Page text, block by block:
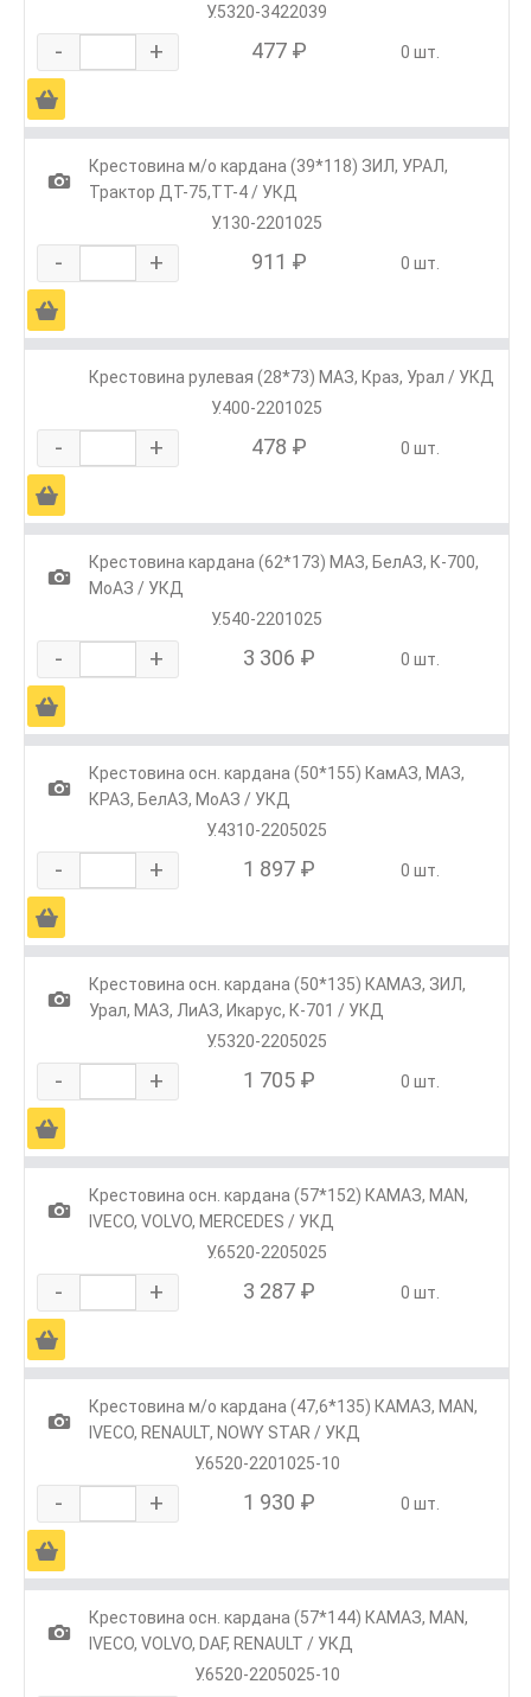
У.5320-3422039
- + 477 ₽ 0 шт.
Ä
1
Крестовина м/о кардана (39*118) ЗИЛ, УРАЛ,
Трактор ДТ-75,ТТ-4 / УКД
У.130-2201025
- + 911 ₽ 0 шт.
Ä
Крестовина рулевая (28*73) МАЗ, Краз, Урал / УКД
У.400-2201025
- + 478 ₽ 0 шт.
Ä
1
Крестовина кардана (62*173) МАЗ, БелАЗ, К-700,
МоАЗ / УКД
У.540-2201025
- + 3 306 ₽ 0 шт.
Ä
1
Крестовина осн. кардана (50*155) КамАЗ, МАЗ,
КРАЗ, БелАЗ, МоАЗ / УКД
У.4310-2205025
- + 1 897 ₽ 0 шт.
Ä
1
Крестовина осн. кардана (50*135) КАМАЗ, ЗИЛ,
Урал, МАЗ, ЛиАЗ, Икарус, К-701 / УКД
У.5320-2205025
- + 1 705 ₽ 0 шт.
Ä
1
Крестовина осн. кардана (57*152) КАМАЗ, МАN,
IVECO, VOLVO, MERCEDES / УКД
У.6520-2205025
- + 3 287 ₽ 0 шт.
Ä
1
Крестовина м/о кардана (47,6*135) КАМАЗ, MAN,
IVECO, RENAULT, NOWY STAR / УКД
У.6520-2201025-10
- + 1 930 ₽ 0 шт.
Ä
1
Крестовина осн. кардана (57*144) КАМАЗ, МАN,
IVECO, VOLVO, DAF, RENAULT / УКД
У.6520-2205025-10